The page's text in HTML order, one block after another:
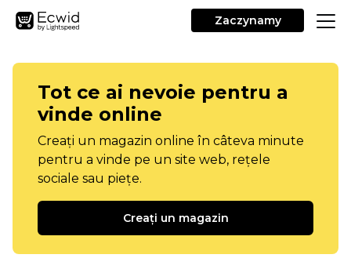
Zaczynamy
Tot ce ai nevoie pentru a
vinde online
Creați un magazin online în câteva minute
pentru a vinde pe un site web, rețele
sociale sau piețe.
Creați un magazin